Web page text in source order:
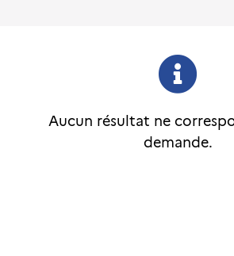
Aucun résultat ne
demande.